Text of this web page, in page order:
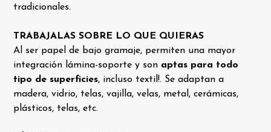
tradicionales.
TRABAJALAS SOBRE LO QUE QUIERAS
Al ser papel de bajo gramaje, permiten una mayor
integración lámina-soporte y son aptas para todo
tipo de superficies, incluso textil!. Se adaptan a
madera, vidrio, telas, vajilla, velas, metal, cerámicas,
plásticos, telas, etc.